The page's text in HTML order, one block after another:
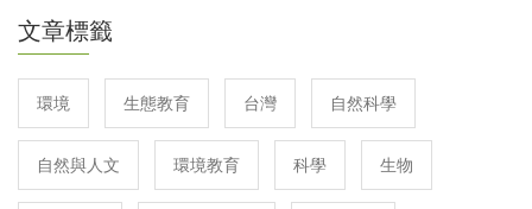
文章標籤
環境 生態教育 台灣 自然科學
自然與人文 環境教育 科學 生物